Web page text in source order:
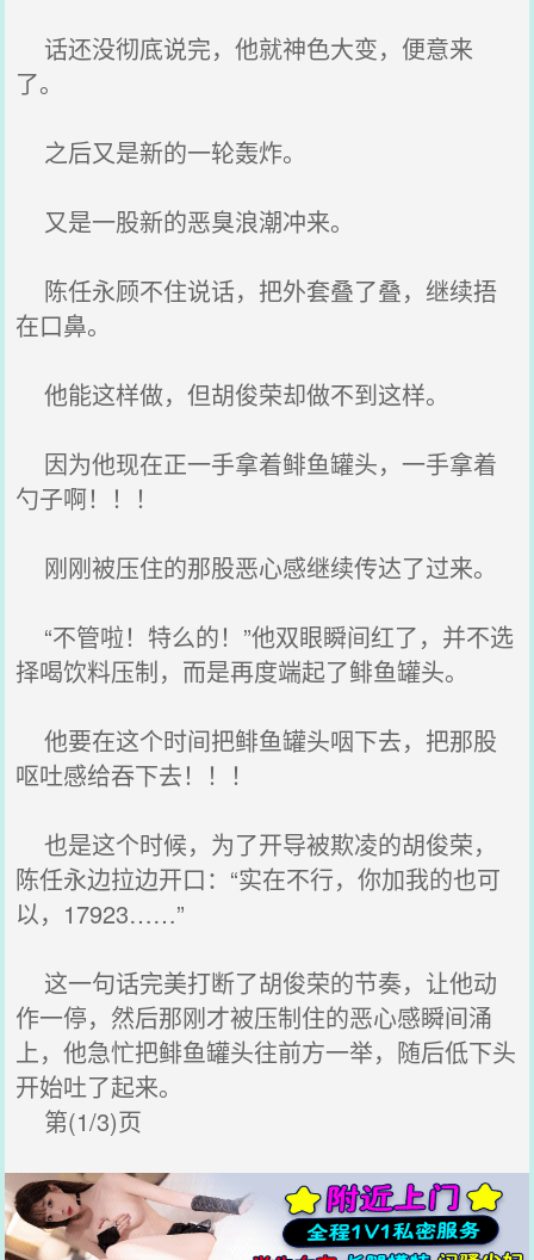
话还没彻底说完，他就神色大变，便意来
了。
之后又是新的一轮轰炸。
又是一股新的恶臭浪潮冲来。
陈任永顾不住说话，把外套叠了叠，继续捂
在口鼻。
他能这样做，但胡俊荣却做不到这样。
因为他现在正一手拿着鲱鱼罐头，一手拿着
勺子啊！！！
刚刚被压住的那股恶心感继续传达了过来。
“不管啦！特么的！”他双眼瞬间红了，并不选
择喝饮料压制，而是再度端起了鲱鱼罐头。
他要在这个时间把鲱鱼罐头咽下去，把那股
呕吐感给吞下去！！！
也是这个时候，为了开导被欺凌的胡俊荣，
陈任永边拉边开口：“实在不行，你加我的也可
以，17923……”
这一句话完美打断了胡俊荣的节奏，让他动
作一停，然后那刚才被压制住的恶心感瞬间涌
上，他急忙把鲱鱼罐头往前方一举，随后低下头
开始吐了起来。
第(1/3)页